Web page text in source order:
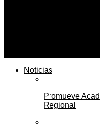
Noticias
Promueve
Regional